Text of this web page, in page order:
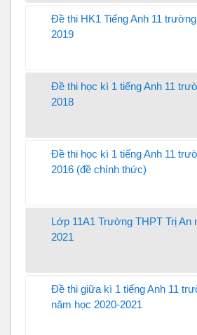
Đề thi HK1 Tiếng Anh 11
2019
Đề thi học kì 1 tiếng Anh 11
2018
Đề thi học kì 1 tiếng Anh 11
2016 (đề chính thức)
Lớp 11A1 Trường THPT Trị An
2021
Đề thi giữa kì 1 tiếng Anh 11
năm học 2020-2021